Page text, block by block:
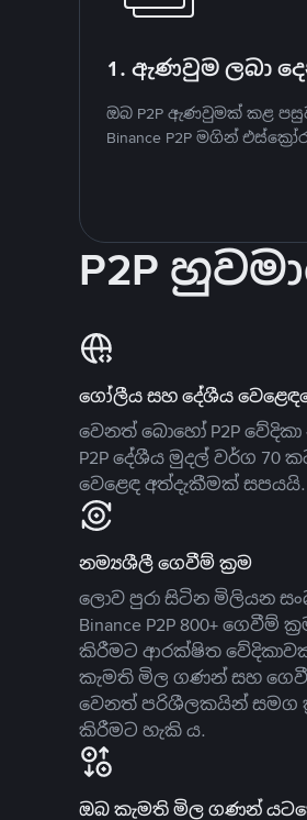
1. ඇණවුම ලබා
ඔබ P2P ඇණවුමක් කළ
Binance P2P මගින්
P2P
ගෝලීය සහ දේශීය
වෙනත් බොහෝ P2P
P2P දේශීය මුදල් වර්ග
වෙළෙඳ අත්දැකීමක් සපයයි.
නම්‍යශීලී ගෙවීම් ක්‍රම
ලොව පුරා සිටින මිලියන
Binance P2P 800+
කිරීමට ආරක්ෂිත
කැමති මිල ගණන් සහ
වෙනත් පරිශීලකයින් සමග
කිරීමට හැකි ය.
ඔබ කැමති මිල ගණන්